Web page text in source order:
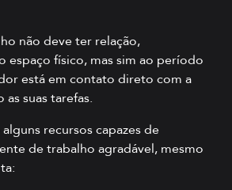
não deve ter relação,
espaço físico, mas sim ao período
está em contato direto com a
suas tarefas.
recursos capazes de
de trabalho agradável, mesmo